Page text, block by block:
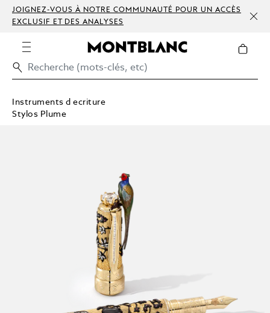
JOIGNEZ-VOUS À NOTRE COMMUNAUTÉ POUR UN ACCÈS
EXCLUSIF ET DES ANALYSES
Instruments d ecriture
Stylos Plume